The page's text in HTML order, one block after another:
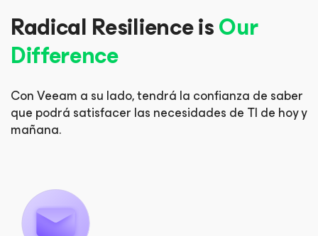
Radical Resilience isOur
Difference
Con Veeam a su lado, tendrá la confianza de saber
que podrá satisfacer las necesidades de TI de hoy y
mañana.